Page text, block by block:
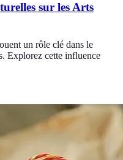
sur les Arts
un rôle clé dans le
Explorez cette influence